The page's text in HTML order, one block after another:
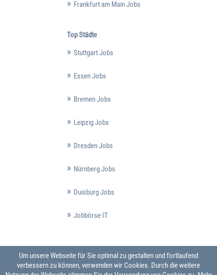
Frankfurt am Main Jobs
Top Städte
Stuttgart Jobs
Essen Jobs
Bremen Jobs
Leipzig Jobs
Dresden Jobs
Nürnberg Jobs
Duisburg Jobs
Jobbörse IT
Um unsere Webseite für Sie optimal zu gestalten und fortlaufend
verbessern zu können, verwenden wir Cookies. Durch die weitere